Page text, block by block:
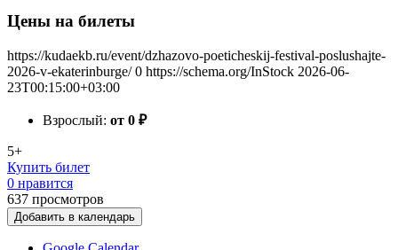
Цены на билеты
https://kudaekb.ru/event/dzhazovo-poeticheskij-festival-poslushajte-
2026-v-ekaterinburge/ 0 https://schema.org/InStock 2026-06-
23T00:15:00+03:00
Взрослый: от 0 ₽
5+
Купить билет
0 нравится
637 просмотров
Добавить в календарь